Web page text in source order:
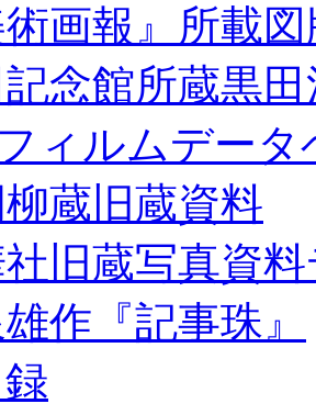
術画報』所載
念館所蔵黒
ィルムデータ
蔵旧蔵資料
社旧蔵写真資
作『記事珠』